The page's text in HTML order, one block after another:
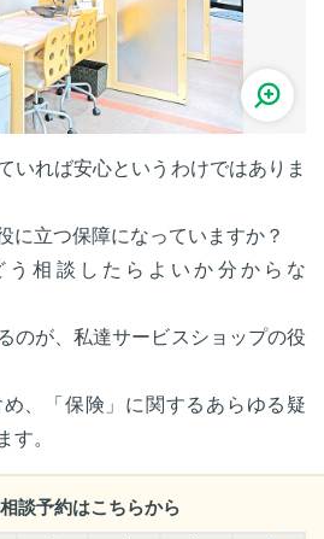
いれば安心というわけではありま
に立つ保障になっていますか？
う相談したらよいか分からな
のが、私達サービスショップの役
、「保険」に関するあらゆる疑
す。
談予約はこちらから